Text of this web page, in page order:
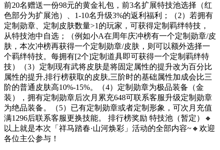
前20名赠送一份98元的黄金礼包，前3名扩展特技池选择（红
色部分为扩展池）、1-10名升级3%的返利福利；（2）若拥有
定制勋章、定制皮肤数量>1的玩家，可获得定制羁绊特技，
从特技池中自选；（例如小A在周年庆冲榜有一个定制勋章/皮
肤，本次冲榜再获得一个定制勋章/皮肤，则可以额外选择一
个羁绊特技。每拥有[2个]定制道具即可获得一个定制羁绊特
技）（3）定制现有武将皮肤是将固定属性的提升改为百分比
属性的提升,排行榜获取的皮肤,三阶时的基础属性加成会比三
阶的普通皮肤高10%-15%。（4）定制勋章为极品装备（金
装），拥有定制勋章后次月累充648可联系客服升级定制勋章
为绝品装备。（5）已有定制勋章或者定制形象，可次月充值
满1296后联系客服更换技能。 排行榜奖励 特技池（暂定）🔸
以上就是本次「祥马踏春·山河焕彩」活动的全部内容~🔸欢迎
各位主公参与！